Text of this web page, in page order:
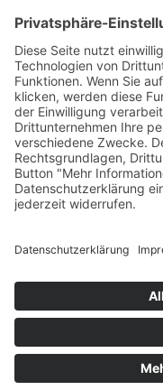
Beginnen Sie mit der
anzuzeigen.